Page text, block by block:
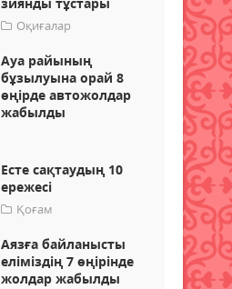
зиянды тұстары
Оқиғалар
Ауа райының
бұзылуына орай 8
өңірде автожолдар
жабылды
Есте сақтаудың 10
ережесі
Қоғам
Аязға байланысты
еліміздің 7 өңірінде
жолдар жабылды